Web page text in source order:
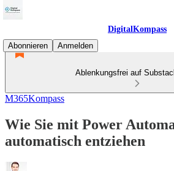
DigitalKompass
Abonnieren
Anmelden
Ablenkungsfrei auf
M365Kompass
Wie Sie mit Power
automatisch entziehen